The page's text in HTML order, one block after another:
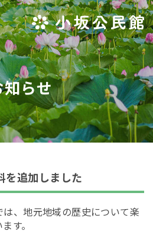
知らせ
を追加しました
、地元地域の歴史について楽
す。